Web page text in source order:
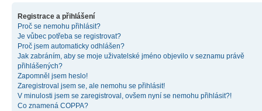
Registrace a přihlášení
Proč se nemohu přihlásit?
Je vůbec potřeba se registrovat?
Proč jsem automaticky odhlášen?
Jak zabráním, aby se moje uživatelské jméno objevilo v seznamu právě
přihlášených?
Zapomněl jsem heslo!
Zaregistroval jsem se, ale nemohu se přihlásit!
V minulosti jsem se zaregistroval, ovšem nyní se nemohu přihlásit?!
Co znamená COPPA?